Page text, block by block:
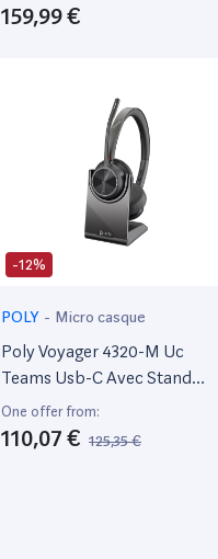
159,99 €
-12%
POLY - Micro casque
Poly Voyager 4320-M Uc
Teams Usb-C Avec Stand
Chargeur
One offer from:
110,07 € 125,35 €